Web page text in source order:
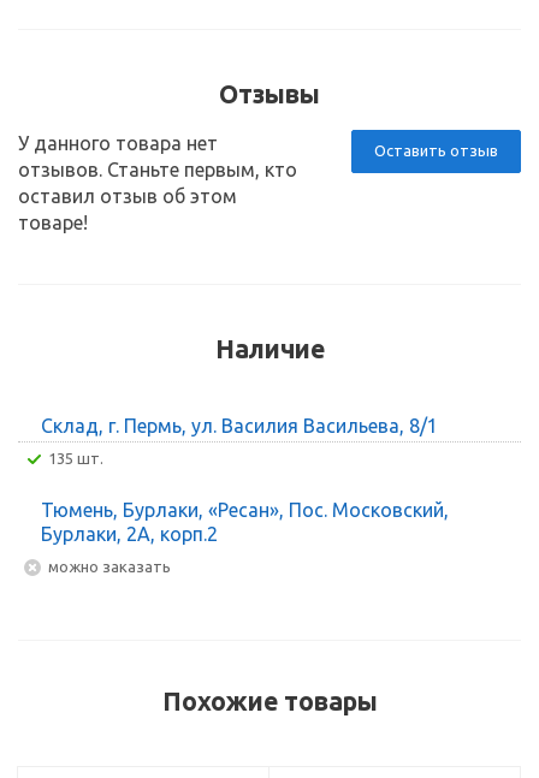
Отзывы
Оставить отзыв
У данного товара нет
отзывов. Станьте первым, кто
оставил отзыв об этом
товаре!
Наличие
Склад, г. Пермь, ул. Василия Васильева, 8/1
135 шт.
Тюмень, Бурлаки, «Ресан», Пос. Московский,
Бурлаки, 2А, корп.2
Можно заказать
Похожие товары